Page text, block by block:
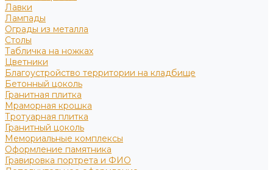
Лавки
Лампады
Ограды из металла
Столы
Табличка на ножках
Цветники
Благоустройство территории на кладбище
Бетонный цоколь
Гранитная плитка
Мраморная крошка
Тротуарная плитка
Гранитный цоколь
Мемориальные комплексы
Оформление памятника
Гравировка портрета и ФИО